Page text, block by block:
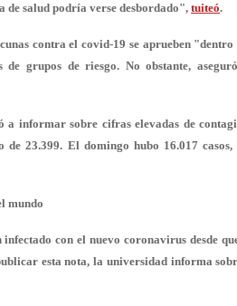
de salud podría verse desbordado", tuiteó.
contra el covid-19 se aprueben
grupos de riesgo. No obstante,
informar sobre cifras elevadas de
de 23.399. El domingo hubo 16.017
mundo
con el nuevo coronavirus desde
esta nota, la universidad informa